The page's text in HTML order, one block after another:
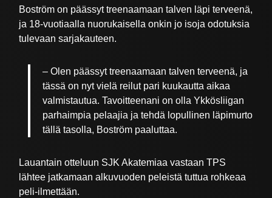
Boström on päässyt treenaamaan talven läpi terveenä,
ja 18-vuotiaalla nuorukaisella onkin jo isoja odotuksia
tulevaan sarjakauteen.
– Olen päässyt treenaamaan talven terveenä, ja
tässä on nyt vielä reilut pari kuukautta aikaa
valmistautua. Tavoitteenani on olla Ykkösliigan
parhaimpia pelaajia ja tehdä lopullinen läpimurto
tällä tasolla, Boström paaluttaa.
Lauantain otteluun SJK Akatemiaa vastaan TPS
lähtee jatkamaan alkuvuoden peleistä tuttua rohkeaa
peli-ilmettään.